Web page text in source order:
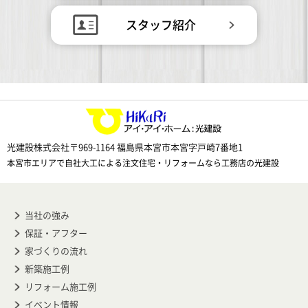
スタッフ紹介
光建設株式会社〒969-1164 福島県本宮市本宮字戸崎7番地1
本宮市エリアで自社大工による注文住宅・リフォームなら工務店の光建設
当社の強み
保証・アフター
家づくりの流れ
新築施工例
リフォーム施工例
イベント情報